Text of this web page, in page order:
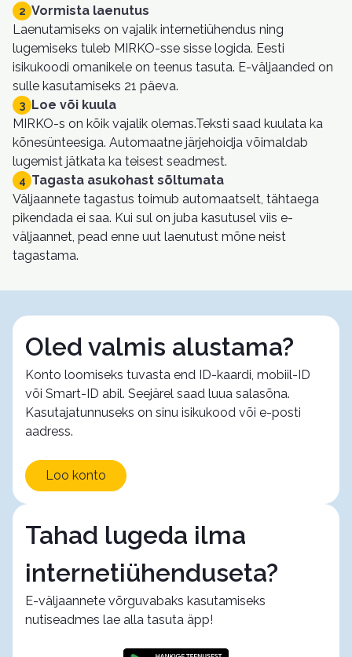
2 Vormista laenutus
Laenutamiseks on vajalik internetiühendus ning
lugemiseks tuleb MIRKO-sse sisse logida. Eesti
isikukoodi omanikele on teenus tasuta. E-väljaanded on
sulle kasutamiseks 21 päeva.
3 Loe või kuula
MIRKO-s on kõik vajalik olemas.Teksti saad kuulata ka
kõnesünteesiga. Automaatne järjehoidja võimaldab
lugemist jätkata ka teisest seadmest.
4 Tagasta asukohast sõltumata
Väljaannete tagastus toimub automaatselt, tähtaega
pikendada ei saa. Kui sul on juba kasutusel viis e-
väljaannet, pead enne uut laenutust mõne neist
tagastama.
Oled valmis alustama?
Konto loomiseks tuvasta end ID-kaardi, mobiil-ID
või Smart-ID abil. Seejärel saad luua salasõna.
Kasutajatunnuseks on sinu isikukood või e-posti
aadress.
Loo konto
Tahad lugeda ilma
internetiühenduseta?
E-väljaannete võrguvabaks kasutamiseks
nutiseadmes lae alla tasuta äpp!